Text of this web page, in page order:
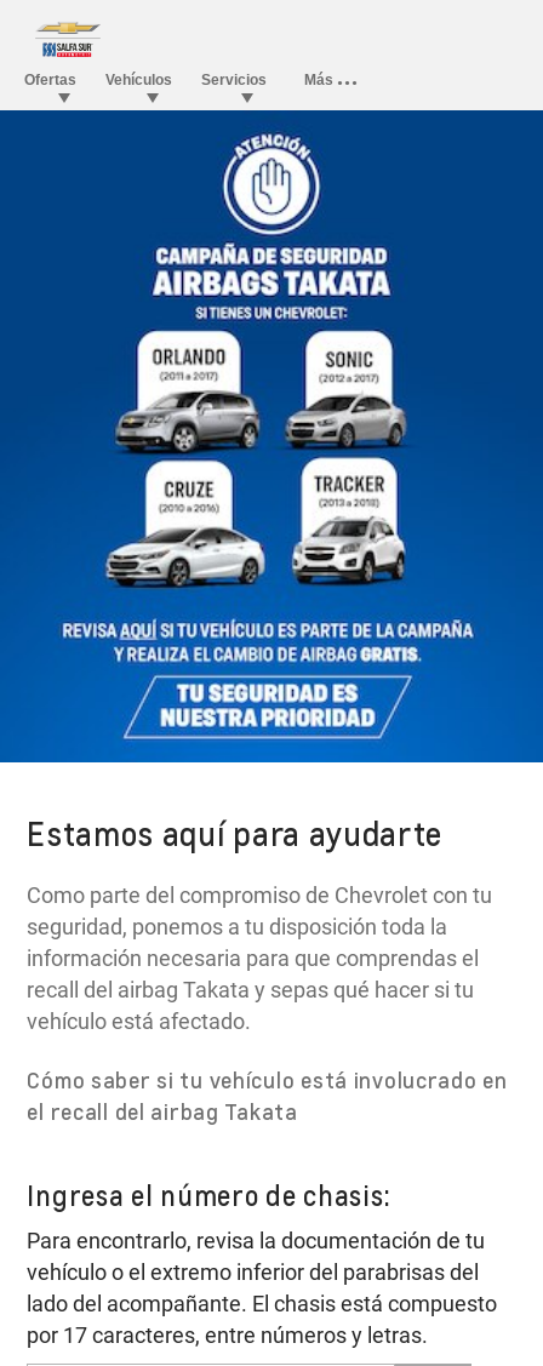
Estamos aquí para ayudarte
Como parte del compromiso de Chevrolet con tu
seguridad, ponemos a tu disposición toda la
información necesaria para que comprendas el
recall del airbag Takata y sepas qué hacer si tu
vehículo está afectado.
Cómo saber si tu vehículo está involucrado en
el recall del airbag Takata
Ingresa el número de chasis:
Para encontrarlo, revisa la documentación de tu
vehículo o el extremo inferior del parabrisas del
lado del acompañante. El chasis está compuesto
por 17 caracteres, entre números y letras.